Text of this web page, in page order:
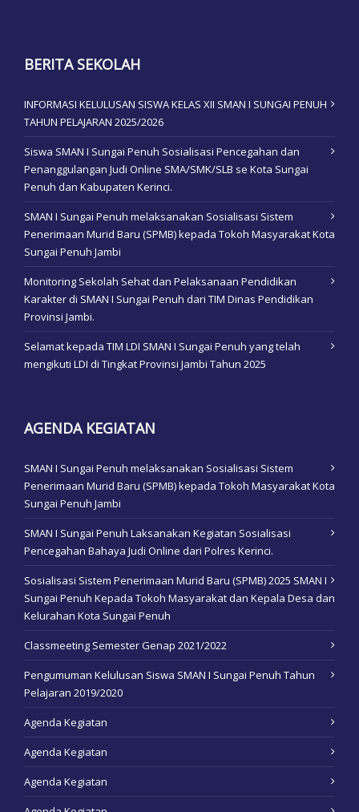
BERITA SEKOLAH
INFORMASI KELULUSAN SISWA KELAS XII SMAN I SUNGAI PENUH
TAHUN PELAJARAN 2025/2026
Siswa SMAN I Sungai Penuh Sosialisasi Pencegahan dan
Penanggulangan Judi Online SMA/SMK/SLB se Kota Sungai
Penuh dan Kabupaten Kerinci.
SMAN I Sungai Penuh melaksanakan Sosialisasi Sistem
Penerimaan Murid Baru (SPMB) kepada Tokoh Masyarakat Kota
Sungai Penuh Jambi
Monitoring Sekolah Sehat dan Pelaksanaan Pendidikan
Karakter di SMAN I Sungai Penuh dari TIM Dinas Pendidikan
Provinsi Jambi.
Selamat kepada TIM LDI SMAN I Sungai Penuh yang telah
mengikuti LDI di Tingkat Provinsi Jambi Tahun 2025
AGENDA KEGIATAN
SMAN I Sungai Penuh melaksanakan Sosialisasi Sistem
Penerimaan Murid Baru (SPMB) kepada Tokoh Masyarakat Kota
Sungai Penuh Jambi
SMAN I Sungai Penuh Laksanakan Kegiatan Sosialisasi
Pencegahan Bahaya Judi Online dari Polres Kerinci.
Sosialisasi Sistem Penerimaan Murid Baru (SPMB) 2025 SMAN I
Sungai Penuh Kepada Tokoh Masyarakat dan Kepala Desa dan
Kelurahan Kota Sungai Penuh
Classmeeting Semester Genap 2021/2022
Pengumuman Kelulusan Siswa SMAN I Sungai Penuh Tahun
Pelajaran 2019/2020
Agenda Kegiatan
Agenda Kegiatan
Agenda Kegiatan